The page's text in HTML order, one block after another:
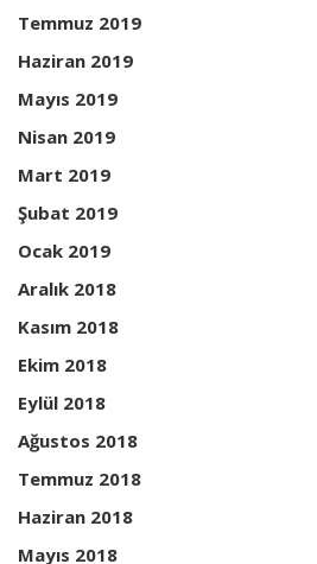
Temmuz 2019
Haziran 2019
Mayıs 2019
Nisan 2019
Mart 2019
Şubat 2019
Ocak 2019
Aralık 2018
Kasım 2018
Ekim 2018
Eylül 2018
Ağustos 2018
Temmuz 2018
Haziran 2018
Mayıs 2018